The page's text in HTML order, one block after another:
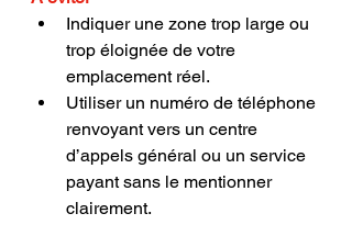
Indiquer une zone trop large ou
trop éloignée de votre
emplacement réel.
Utiliser un numéro de téléphone
renvoyant vers un centre
d’appels général ou un service
payant sans le mentionner
clairement.